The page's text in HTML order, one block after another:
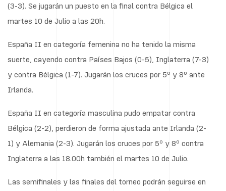
(3-3). Se jugarán un puesto en la final contra Bélgica el
martes 10 de Julio a las 20h.
España II en categoría femenina no ha tenido la misma
suerte, cayendo contra Países Bajos (0-5), Inglaterra (7-3)
y contra Bélgica (1-7). Jugarán los cruces por 5º y 8º ante
Irlanda.
España II en categoría masculina pudo empatar contra
Bélgica (2-2), perdieron de forma ajustada ante Irlanda (2-
1) y Alemania (2-3). Jugarán los cruces por 5º y 8º contra
Inglaterra a las 18.00h también el martes 10 de Julio.
Las semifinales y las finales del torneo podrán seguirse en